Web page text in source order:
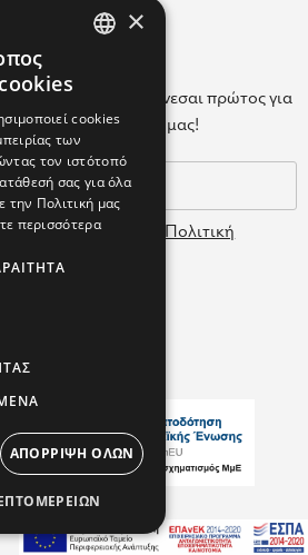
για να ενημερώνεσαι πρώτος για
προϊόντα μας!
Χρήσης
Πολιτική
©2026 FARCOM
×
cookies
των
τον ιστότοπό
σας για όλα
Πολιτική μας
περισσότερα
ΑΠΌΡΡΙΨΗ ΌΛΩΝ